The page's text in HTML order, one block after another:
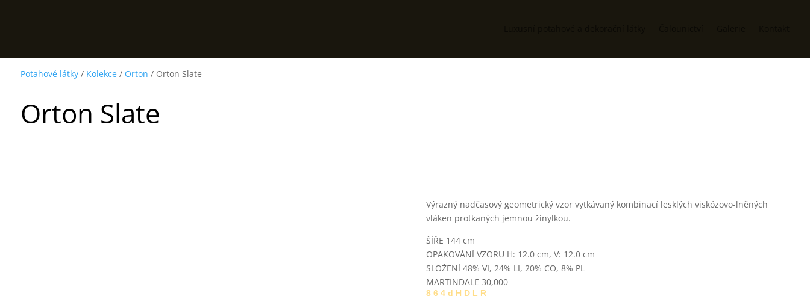
Potahové látky/ Kolekce/ Orton / Orton Slate
Orton Slate
Výrazný nadčasový geometrický vzor vytkávaný kombinací lesklých viskózovo-lněných
vláken protkaných jemnou žinylkou.
ŠÍŘE 144 cm
OPAKOVÁNÍ VZORU H: 12.0 cm, V: 12.0 cm
SLOŽENÍ 48% VI, 24% LI, 20% CO, 8% PL
MARTINDALE 30,000
8 6 4 d H D L R